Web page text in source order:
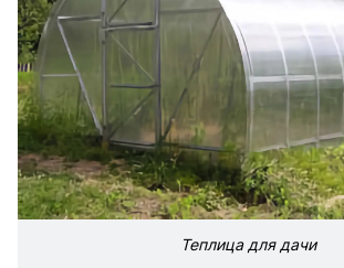
Теплица для дачи